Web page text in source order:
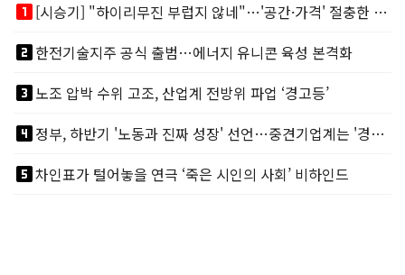
looks_one
[시승기] "하이리무진 부럽지 않네"…'공간·가격' 절충한 카니발 하이루프
looks_two한전기술지주 공식 출범…에너지 유니콘 육성 본격화
looks_3노조 압박 수위 고조, 산업계 전방위 파업 ‘경고등’
looks_4
정부, 하반기 '노동과 진짜 성장' 선언…중견기업계는 '경영 불확실성' 우려
looks_5차인표가 털어놓을 연극 ‘죽은 시인의 사회’ 비하인드